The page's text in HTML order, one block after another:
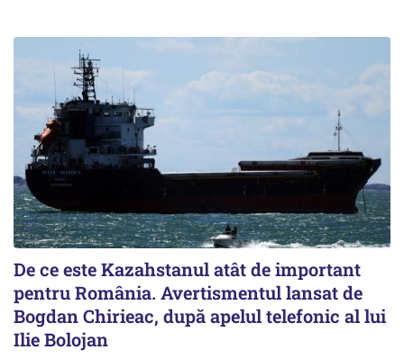
De ce este Kazahstanul atât de important
pentru România. Avertismentul lansat de
Bogdan Chirieac, după apelul telefonic al lui
Ilie Bolojan